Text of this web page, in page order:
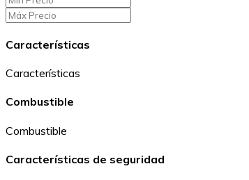
Características
Características
Combustible
Combustible
Características de seguridad